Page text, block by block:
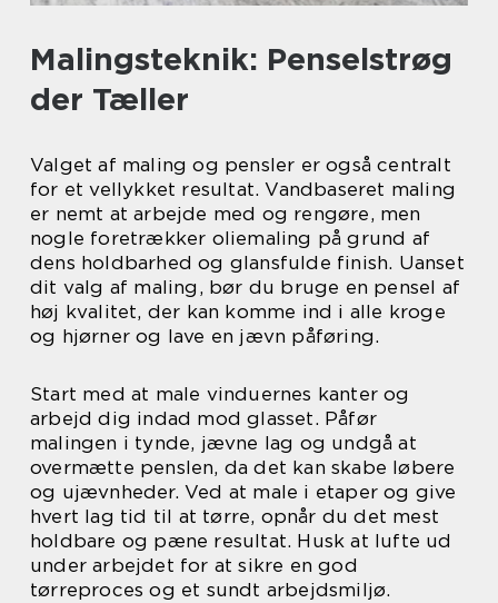
Malingsteknik: Penselstrøg
der Tæller
Valget af maling og pensler er også centralt
for et vellykket resultat. Vandbaseret maling
er nemt at arbejde med og rengøre, men
nogle foretrækker oliemaling på grund af
dens holdbarhed og glansfulde finish. Uanset
dit valg af maling, bør du bruge en pensel af
høj kvalitet, der kan komme ind i alle kroge
og hjørner og lave en jævn påføring.
Start med at male vinduernes kanter og
arbejd dig indad mod glasset. Påfør
malingen i tynde, jævne lag og undgå at
overmætte penslen, da det kan skabe løbere
og ujævnheder. Ved at male i etaper og give
hvert lag tid til at tørre, opnår du det mest
holdbare og pæne resultat. Husk at lufte ud
under arbejdet for at sikre en god
tørreproces og et sundt arbejdsmiljø.